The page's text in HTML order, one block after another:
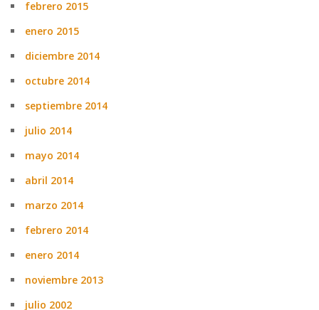
febrero 2015
enero 2015
diciembre 2014
octubre 2014
septiembre 2014
julio 2014
mayo 2014
abril 2014
marzo 2014
febrero 2014
enero 2014
noviembre 2013
julio 2002